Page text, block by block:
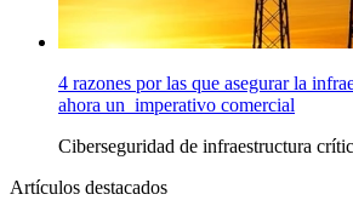
4 razones por las que asegurar la
ahora un imperativo comercial
Ciberseguridad de infraestructura
Artículos destacados